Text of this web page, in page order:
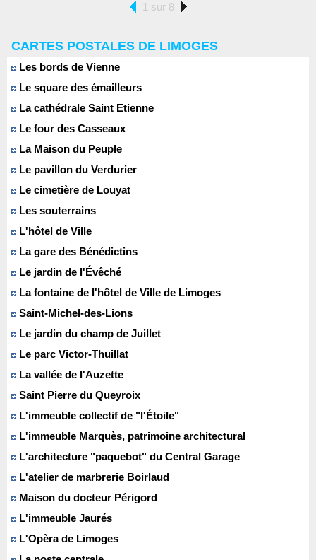
1 sur 8
CARTES POSTALES DE LIMOGES
Les bords de Vienne
Le square des émailleurs
La cathédrale Saint Etienne
Le four des Casseaux
La Maison du Peuple
Le pavillon du Verdurier
Le cimetière de Louyat
Les souterrains
L'hôtel de Ville
La gare des Bénédictins
Le jardin de l'Évêché
La fontaine de l'hôtel de Ville de Limoges
Saint-Michel-des-Lions
Le jardin du champ de Juillet
Le parc Victor-Thuillat
La vallée de l'Auzette
Saint Pierre du Queyroix
L'immeuble collectif de "l'Étoile"
L'immeuble Marquès, patrimoine architectural
L'architecture "paquebot" du Central Garage
L'atelier de marbrerie Boirlaud
Maison du docteur Périgord
L'immeuble Jaurés
L'Opèra de Limoges